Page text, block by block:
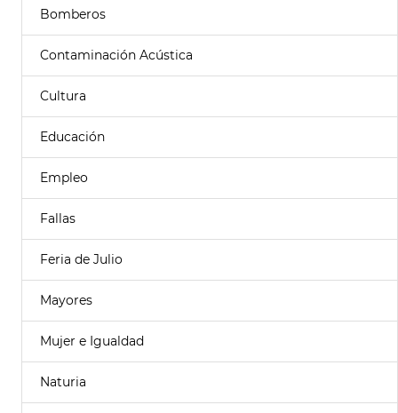
Bomberos
Contaminación Acústica
Cultura
Educación
Empleo
Fallas
Feria de Julio
Mayores
Mujer e Igualdad
Naturia